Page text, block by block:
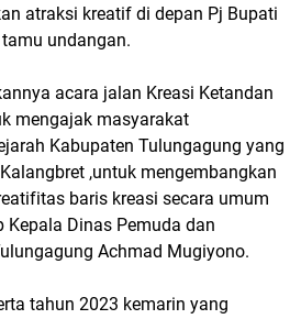
atraksi kreatif di depan Pj Bupati
undangan.
acara jalan Kreasi Ketandan
mengajak masyarakat
Kabupaten Tulungagung yang
,untuk mengembangkan
baris kreasi secara umum
Kepala Dinas Pemuda dan
Achmad Mugiyono.
tahun 2023 kemarin yang